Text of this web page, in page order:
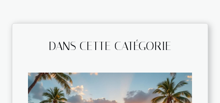
DANS CETTE CATÉGORIE